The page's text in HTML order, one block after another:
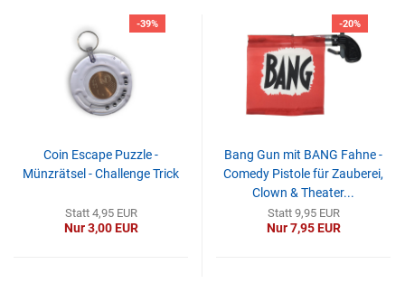
-39%
Coin Escape Puzzle -
Münzrätsel - Challenge Trick
Statt 4,95 EUR
Nur 3,00 EUR
-20%
Bang Gun mit BANG Fahne -
Comedy Pistole für Zauberei,
Clown & Theater...
Statt 9,95 EUR
Nur 7,95 EUR